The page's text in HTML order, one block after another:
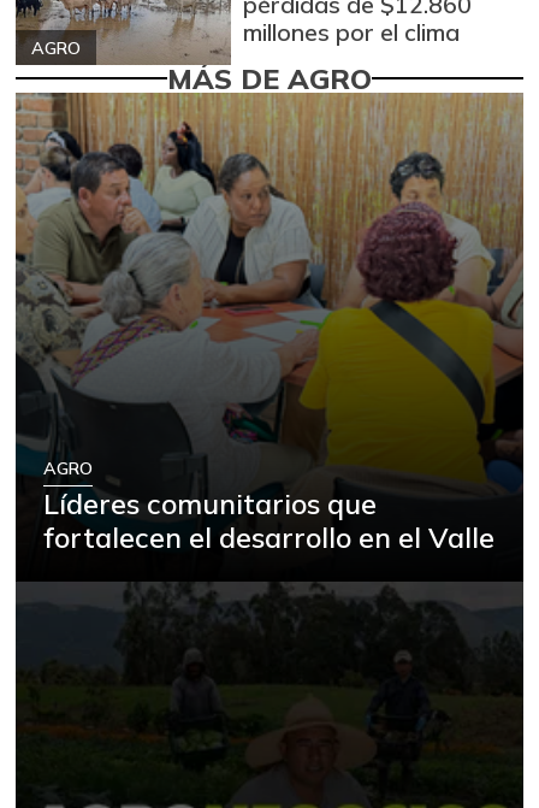
AGRO
millones por el clima
MÁS DE AGRO
AGRO
Líderes comunitarios que
fortalecen el desarrollo en el Valle